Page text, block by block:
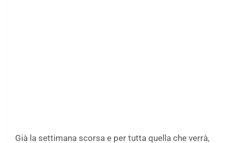
Già la settimana scorsa e per tutta quella che verrà,